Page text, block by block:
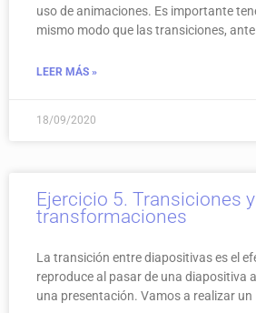
uso de animaciones. Es importante
mismo modo que las transiciones,
LEER MÁS »
18/09/2020
Ejercicio 5. Transiciones y
transformaciones
La transición entre diapositivas es el
reproduce al pasar de una diapositiva
una presentación. Vamos a realizar un